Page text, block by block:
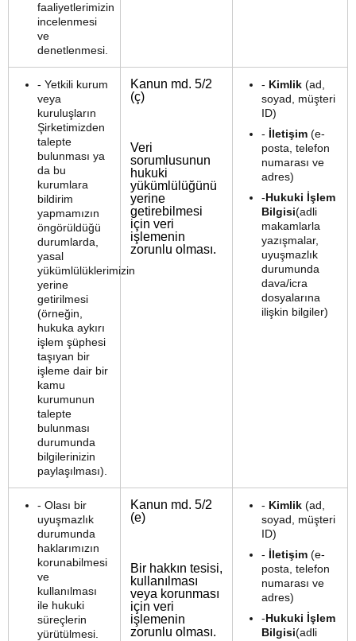
faaliyetlerimizin
incelenmesi
ve
denetlenmesi.
- Yetkili kurum
veya
kuruluşların
Şirketimizden
talepte
bulunması ya
da bu
kurumlara
bildirim
yapmamızın
öngörüldüğü
durumlarda,
yasal
yükümlülüklerimizin
yerine
getirilmesi
(örneğin,
hukuka aykırı
işlem şüphesi
taşıyan bir
işleme dair bir
kamu
kurumunun
talepte
bulunması
durumunda
bilgilerinizin
paylaşılması).
Kanun md. 5/2
(ç)
Veri
sorumlusunun
hukuki
yükümlülüğünü
yerine
getirebilmesi
için veri
işlemenin
zorunlu olması.
- Kimlik (ad,
soyad, müşteri
ID)
- İletişim (e-
posta, telefon
numarası ve
adres)
-Hukuki İşlem
Bilgisi(adli
makamlarla
yazışmalar,
uyuşmazlık
durumunda
dava/icra
dosyalarına
ilişkin bilgiler)
- Olası bir
uyuşmazlık
durumunda
haklarımızın
korunabilmesi
ve
kullanılması
ile hukuki
süreçlerin
yürütülmesi.
Kanun md. 5/2
(e)
Bir hakkın tesisi,
kullanılması
veya korunması
için veri
işlemenin
zorunlu olması.
- Kimlik (ad,
soyad, müşteri
ID)
- İletişim (e-
posta, telefon
numarası ve
adres)
-Hukuki İşlem
Bilgisi(adli